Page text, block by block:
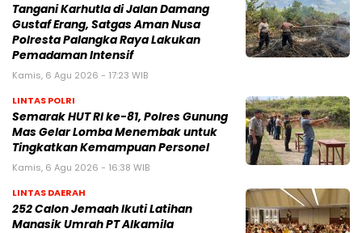
Tangani Karhutla di Jalan Damang
Gustaf Erang, Satgas Aman Nusa
Polresta Palangka Raya Lakukan
Pemadaman Intensif
Kamis, 6 Agu 2026 - 17:23 WIB
LINTAS POLRI
Semarak HUT RI ke-81, Polres Gunung
Mas Gelar Lomba Menembak untuk
Tingkatkan Kemampuan Personel
Kamis, 6 Agu 2026 - 16:38 WIB
LINTAS DAERAH
252 Calon Jemaah Ikuti Latihan
Manasik Umrah PT Alkamila